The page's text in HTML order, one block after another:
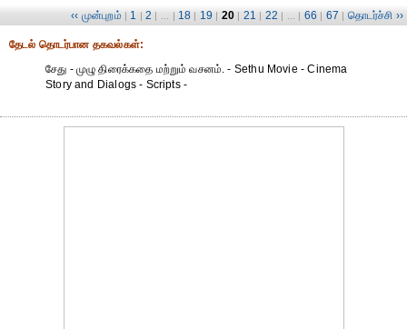
‹‹ முன்புறம் | 1 | 2 | ... | 18 | 19 | 20 | 21 | 22 | ... | 66 | 67 | தொடர்ச்சி ››
தேட‌ல் தொட‌ர்பான தகவ‌ல்க‌ள்:
சேது - முழு திரைக்கதை மற்றும் வசனம். - Sethu Movie - Cinema
Story and Dialogs - Scripts -